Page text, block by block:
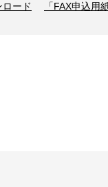
ロード 「FAX申込用